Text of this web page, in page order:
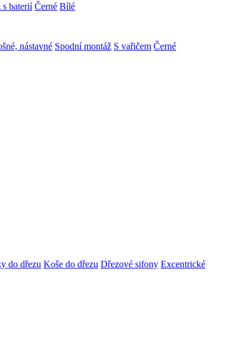
baterií Černé Bílé
nástavné Spodní montáž S vařičem Černé
do dřezu Koše do dřezu Dřezové sifony Excentrické